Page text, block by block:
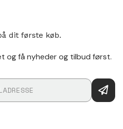
dit første køb.
og få nyheder og tilbud først.